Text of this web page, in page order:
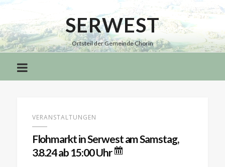
Serwest
SERWEST
Ortsteil der Gemeinde Chorin
VERANSTALTUNGEN
Flohmarkt in Serwest am Samstag,
3.8.24 ab 15:00 Uhr